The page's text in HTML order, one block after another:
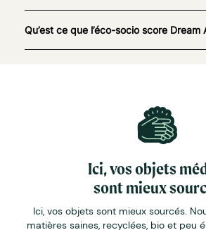
Qu’est ce que l’éco-socio score Dream
Ici, vos objets
sont mieux
Ici, vos objets sont mieux sourcés.
matières saines, recyclées, bio et peu